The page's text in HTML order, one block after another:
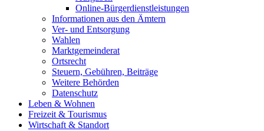
Online-Bürgerdienstleistungen
Informationen aus den Ämtern
Ver- und Entsorgung
Wahlen
Marktgemeinderat
Ortsrecht
Steuern, Gebühren, Beiträge
Weitere Behörden
Datenschutz
Leben & Wohnen
Freizeit & Tourismus
Wirtschaft & Standort